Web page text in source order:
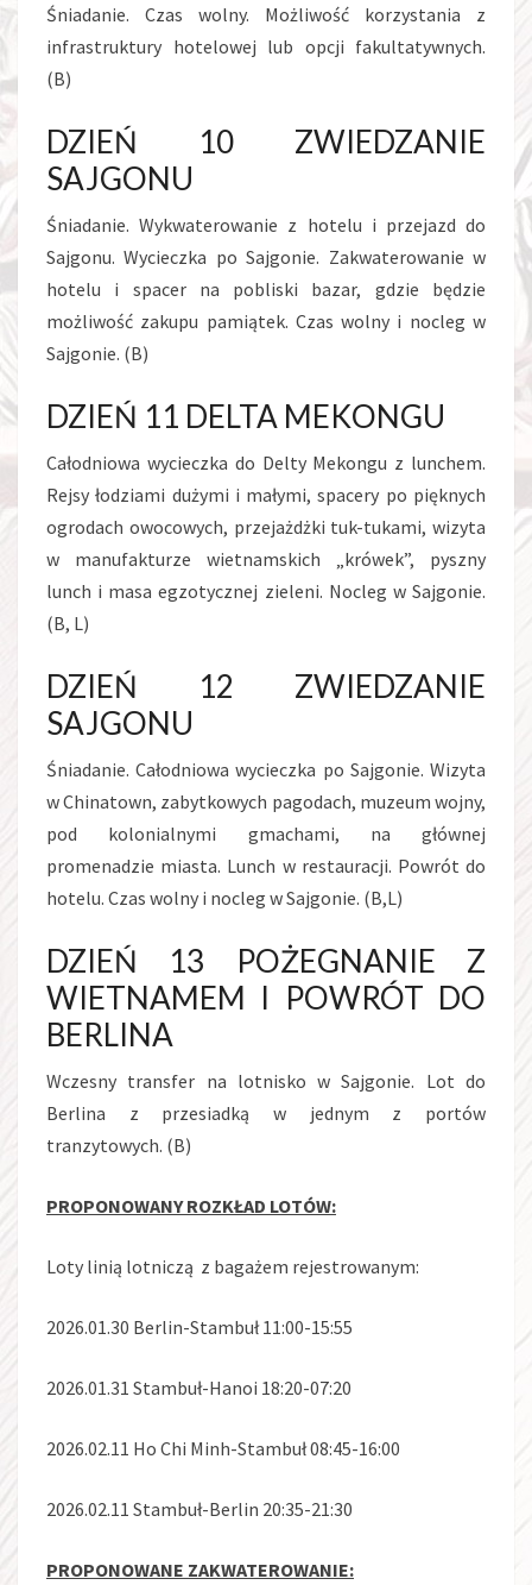
Śniadanie. Czas wolny. Możliwość korzystania z
infrastruktury hotelowej lub opcji fakultatywnych.
(B)
DZIEŃ 10 ZWIEDZANIE
SAJGONU
Śniadanie. Wykwaterowanie z hotelu i przejazd do
Sajgonu. Wycieczka po Sajgonie. Zakwaterowanie w
hotelu i spacer na pobliski bazar, gdzie będzie
możliwość zakupu pamiątek. Czas wolny i nocleg w
Sajgonie. (B)
DZIEŃ 11 DELTA MEKONGU
Całodniowa wycieczka do Delty Mekongu z lunchem.
Rejsy łodziami dużymi i małymi, spacery po pięknych
ogrodach owocowych, przejażdżki tuk-tukami, wizyta
w manufakturze wietnamskich „krówek”, pyszny
lunch i masa egzotycznej zieleni. Nocleg w Sajgonie.
(B, L)
DZIEŃ 12 ZWIEDZANIE
SAJGONU
Śniadanie. Całodniowa wycieczka po Sajgonie. Wizyta
w Chinatown, zabytkowych pagodach, muzeum wojny,
pod kolonialnymi gmachami, na głównej
promenadzie miasta. Lunch w restauracji. Powrót do
hotelu. Czas wolny i nocleg w Sajgonie. (B,L)
DZIEŃ 13 POŻEGNANIE Z
WIETNAMEM I POWRÓT DO
BERLINA
Wczesny transfer na lotnisko w Sajgonie. Lot do
Berlina z przesiadką w jednym z portów
tranzytowych. (B)
PROPONOWANY ROZKŁAD LOTÓW:
Loty linią lotniczą z bagażem rejestrowanym:
2026.01.30 Berlin-Stambuł 11:00-15:55
2026.01.31 Stambuł-Hanoi 18:20-07:20
2026.02.11 Ho Chi Minh-Stambuł 08:45-16:00
2026.02.11 Stambuł-Berlin 20:35-21:30
PROPONOWANE ZAKWATEROWANIE: